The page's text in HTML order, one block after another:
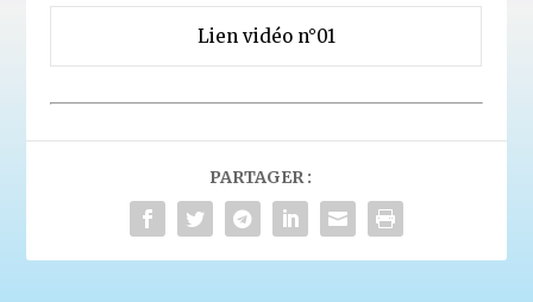
Lien vidéo n°01
PARTAGER :